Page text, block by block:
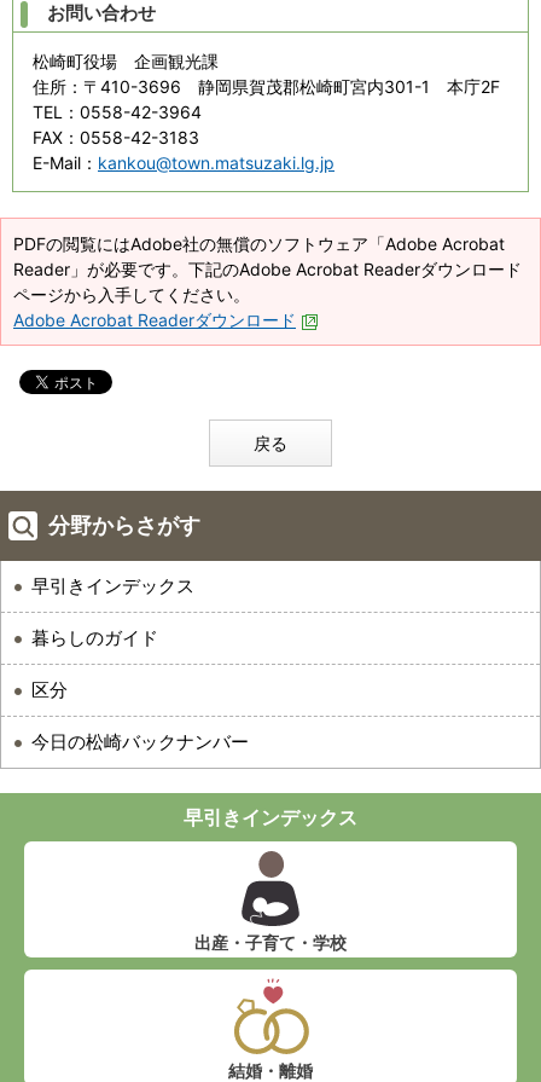
お問い合わせ
松崎町役場 企画観光課
住所 ：〒410-3696 静岡県賀茂郡松崎町宮内301-1 本庁2F
TEL
：0558-42-3964
FAX ：0558-42-3183
E-Mail ： kankou@town.matsuzaki.lg.jp
PDFの閲覧にはAdobe社の無償のソフトウェア「Adobe Acrobat
Reader」が必要です。下記のAdobe Acrobat Readerダウンロード
ページから入手してください。
Adobe Acrobat Readerダウンロード
戻る
分野からさがす
早引きインデックス
暮らしのガイド
区分
今日の松崎バックナンバー
早引きインデックス
出産・子育て・学校
結婚・離婚